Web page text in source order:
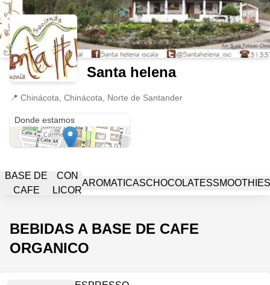
Santa helena
📍 Chinácota, Chinácota, Norte de Santander
Donde estamos
BASE DE
CAFE
CON
LICOR
AROMATICASCHOCOLATESSMOOTHIES
BEBIDAS A BASE DE CAFE
ORGANICO